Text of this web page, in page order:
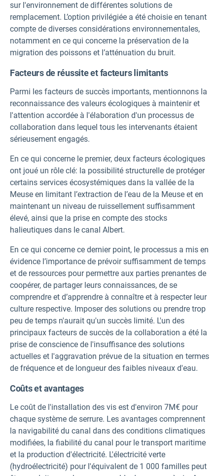
sur l'environnement de différentes solutions de
remplacement. L’option privilégiée a été choisie en tenant
compte de diverses considérations environnementales,
notamment en ce qui concerne la préservation de la
migration des poissons et l’atténuation du bruit.
Facteurs de réussite et facteurs limitants
Parmi les facteurs de succès importants, mentionnons la
reconnaissance des valeurs écologiques à maintenir et
l'attention accordée à l'élaboration d'un processus de
collaboration dans lequel tous les intervenants étaient
sérieusement engagés.
En ce qui concerne le premier, deux facteurs écologiques
ont joué un rôle clé: la possibilité structurelle de protéger
certains services écosystémiques dans la vallée de la
Meuse en limitant l’extraction de l’eau de la Meuse et en
maintenant un niveau de ruissellement suffisamment
élevé, ainsi que la prise en compte des stocks
halieutiques dans le canal Albert.
En ce qui concerne ce dernier point, le processus a mis en
évidence l’importance de prévoir suffisamment de temps
et de ressources pour permettre aux parties prenantes de
coopérer, de partager leurs connaissances, de se
comprendre et d’apprendre à connaître et à respecter leur
culture respective. Imposer des solutions ou prendre trop
peu de temps n'aurait qu'un succès limité. L'un des
principaux facteurs de succès de la collaboration a été la
prise de conscience de l'insuffisance des solutions
actuelles et l'aggravation prévue de la situation en termes
de fréquence et de longueur des faibles niveaux d'eau.
Coûts et avantages
Le coût de l'installation des vis est d'environ 7M€ pour
chaque système de serrure. Les avantages comprennent
la navigabilité du canal dans des conditions climatiques
modifiées, la fiabilité du canal pour le transport maritime
et la production d'électricité. L'électricité verte
(hydroélectricité) pour l'équivalent de 1 000 familles peut